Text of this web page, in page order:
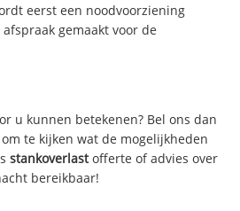
eerst een noodvoorziening
gemaakt voor de
u kunnen betekenen? Bel ons dan
om te kijken wat de mogelijkheden
stankoverlastofferte of advies over
bereikbaar!